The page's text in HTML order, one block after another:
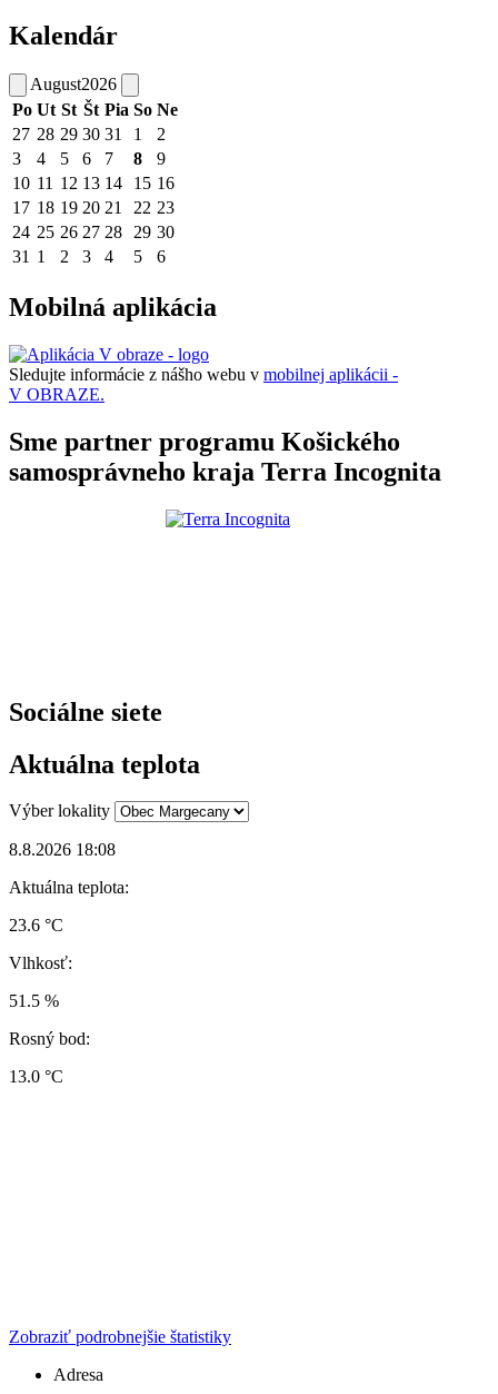
Kalendár
August2026
Po Ut St Št Pia So Ne
27 28 29 30 31 1
2
3
4 5 6 7 8
9
10 11 12 13 14 15 16
17 18 19 20 21 22 23
24 25 26 27 28 29 30
31 1 2 3 4 5 6
Mobilná aplikácia
Sledujte informácie z nášho webu v mobilnej aplikácii -
V OBRAZE.
Sme partner programu Košického
samosprávneho kraja Terra Incognita
Sociálne siete
Aktuálna teplota
Výber lokality
8.8.2026 18:08
Aktuálna teplota:
23.6 °C
Vlhkosť:
51.5 %
Rosný bod:
13.0 °C
Zobraziť podrobnejšie štatistiky
Adresa